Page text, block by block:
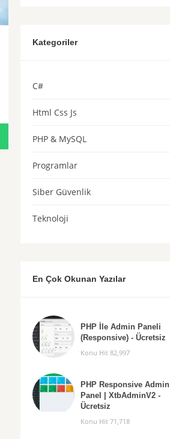
Kategoriler
C#
Html Css Js
PHP & MySQL
Programlar
Siber Güvenlik
Teknoloji
En Çok Okunan Yazılar
PHP İle Admin Paneli
(Responsive) - Ücretsiz
Konu Hit 82,997
PHP Responsive Admin
Panel | XtbAdminV2 -
Ücretsiz
Konu Hit 71,718